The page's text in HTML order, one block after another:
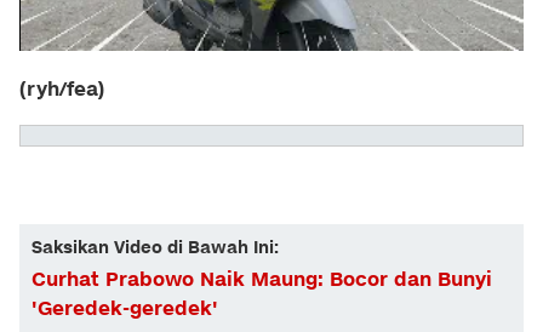
(ryh/fea)
Saksikan Video di Bawah Ini:
Curhat Prabowo Naik Maung: Bocor dan Bunyi
'Geredek-geredek'